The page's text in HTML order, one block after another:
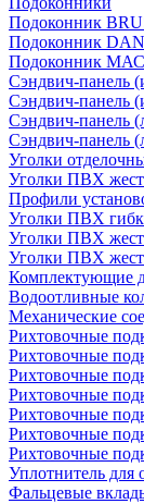
Подоконник
Подоконник
Подоконник
Сэндвич-панель
Сэндвич-панель
Сэндвич-панель
Сэндвич-панель
Уголки
Уголки ПВХ
Профили
Уголки ПВХ
Уголки ПВХ
Уголки ПВХ
Комплектующие
Водоотливные
Механические
Рихтовочные
Рихтовочные
Рихтовочные
Рихтовочные
Рихтовочные
Рихтовочные
Рихтовочные
Уплотнитель для
Фальцевые